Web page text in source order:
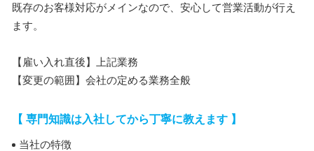
既存のお客様対応がメインなので、安心して営業活動が行え
ます。
【雇い入れ直後】上記業務
【変更の範囲】会社の定める業務全般
【 専門知識は入社してから丁寧に教えます 】
当社の特徴